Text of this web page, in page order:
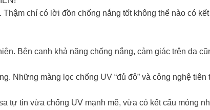
chí có lời đồn chống nắng tốt không thể nào có
Bên cạnh khả năng chống nắng, cảm giác trên da
Những màng lọc chống UV “đủ đô” và công nghệ
tự tin vừa chống UV mạnh mẽ, vừa có kết cấu mỏng